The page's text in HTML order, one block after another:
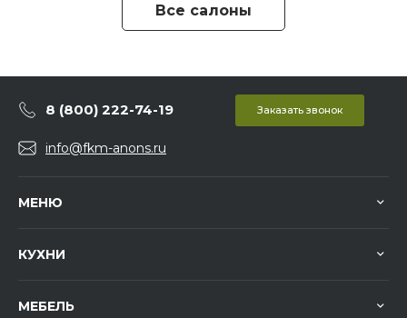
Все салоны
8 (800) 222-74-19 Заказать звонок
info@fkm-anons.ru
МЕНЮ
КУХНИ
МЕБЕЛЬ